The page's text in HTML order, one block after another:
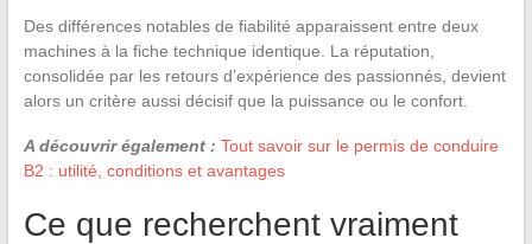
Des différences notables de fiabilité apparaissent entre deux
machines à la fiche technique identique. La réputation,
consolidée par les retours d’expérience des passionnés, devient
alors un critère aussi décisif que la puissance ou le confort.
A découvrir également : Tout savoir sur le permis de conduire
B2 : utilité, conditions et avantages
Ce que recherchent vraiment